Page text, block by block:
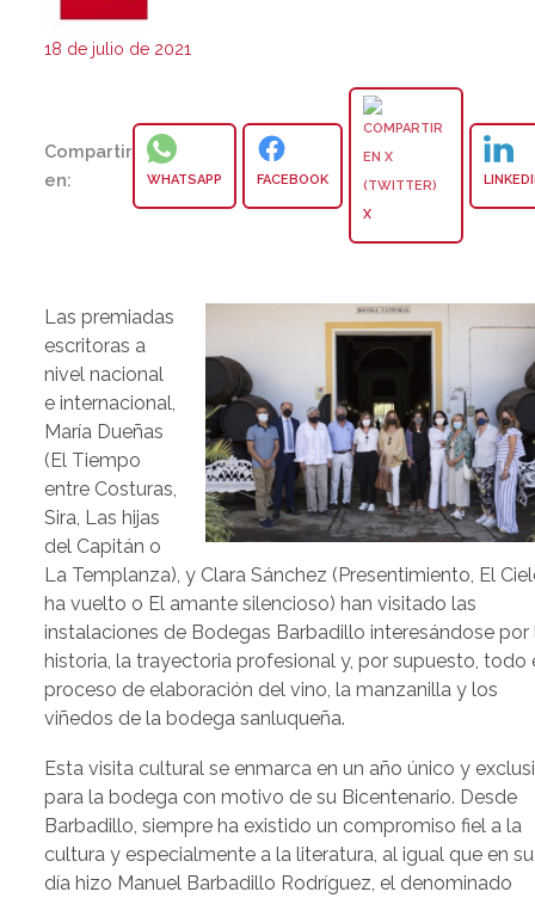
18 de julio de 2021
Compartir
en:
WHATSAPP FACEBOOK
X
Las premiadas
escritoras a
nivel nacional
e internacional,
María Dueñas
(El Tiempo
entre Costuras,
Sira, Las hijas
del Capitán o
La Templanza), y Clara Sánchez (Presentimiento, El
ha vuelto o El amante silencioso) han visitado las
instalaciones de Bodegas Barbadillo interesándose por
historia, la trayectoria profesional y, por supuesto, todo
proceso de elaboración del vino, la manzanilla y los
viñedos de la bodega sanluqueña.
Esta visita cultural se enmarca en un año único y
para la bodega con motivo de su Bicentenario. Desde
Barbadillo, siempre ha existido un compromiso fiel a la
cultura y especialmente a la literatura, al igual que en su
día hizo Manuel Barbadillo Rodríguez, el denominado